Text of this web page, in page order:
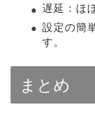
遅延：ほ
設定の簡
す。
まとめ